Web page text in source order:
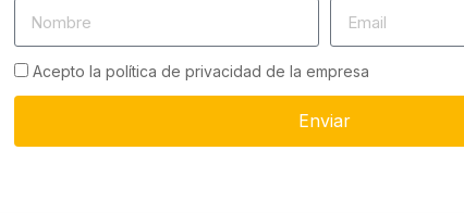
Acepto la política de privacidad de la empresa
Enviar